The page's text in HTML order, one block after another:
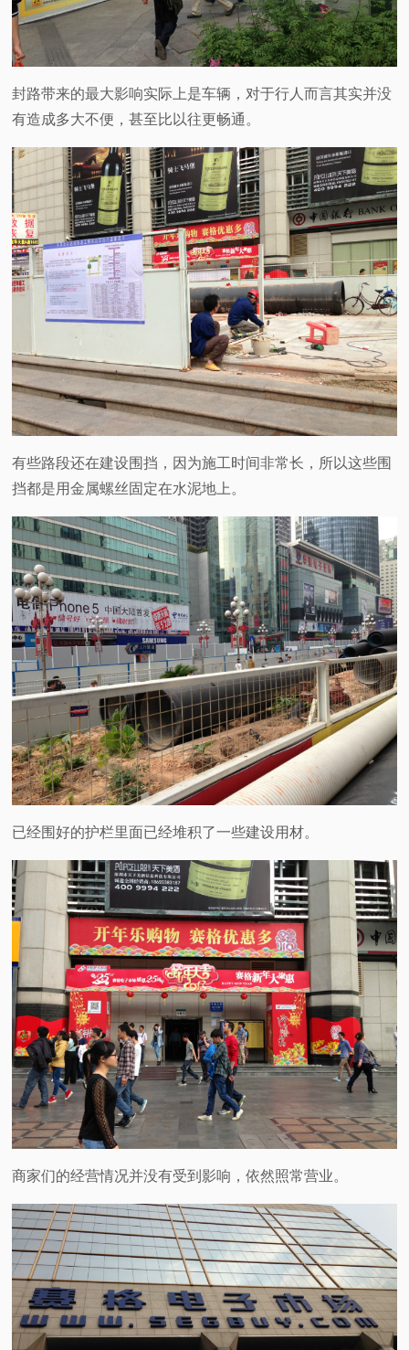
封路带来的最大影响实际上是车辆，对于行人而言其实并没
有造成多大不便，甚至比以往更畅通。
有些路段还在建设围挡，因为施工时间非常长，所以这些围
挡都是用金属螺丝固定在水泥地上。
已经围好的护栏里面已经堆积了一些建设用材。
商家们的经营情况并没有受到影响，依然照常营业。